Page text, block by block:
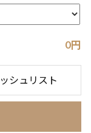
0円
シュリスト